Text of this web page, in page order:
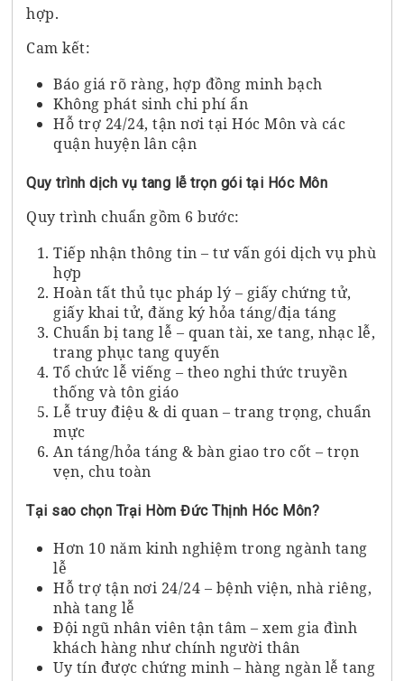
hợp.
Cam kết:
Báo giá rõ ràng, hợp đồng minh bạch
Không phát sinh chi phí ẩn
Hỗ trợ 24/24, tận nơi tại Hóc Môn và các
quận huyện lân cận
Quy trình dịch vụ tang lễ trọn gói tại Hóc Môn
Quy trình chuẩn gồm 6 bước:
Tiếp nhận thông tin – tư vấn gói dịch vụ phù
hợp
Hoàn tất thủ tục pháp lý – giấy chứng tử,
giấy khai tử, đăng ký hỏa táng/địa táng
Chuẩn bị tang lễ – quan tài, xe tang, nhạc lễ,
trang phục tang quyến
Tổ chức lễ viếng – theo nghi thức truyền
thống và tôn giáo
Lễ truy điệu & di quan – trang trọng, chuẩn
mực
An táng/hỏa táng & bàn giao tro cốt – trọn
vẹn, chu toàn
Tại sao chọn Trại Hòm Đức Thịnh Hóc Môn?
Hơn 10 năm kinh nghiệm trong ngành tang
lễ
Hỗ trợ tận nơi 24/24 – bệnh viện, nhà riêng,
nhà tang lễ
Đội ngũ nhân viên tận tâm – xem gia đình
khách hàng như chính người thân
Uy tín được chứng minh – hàng ngàn lễ tang